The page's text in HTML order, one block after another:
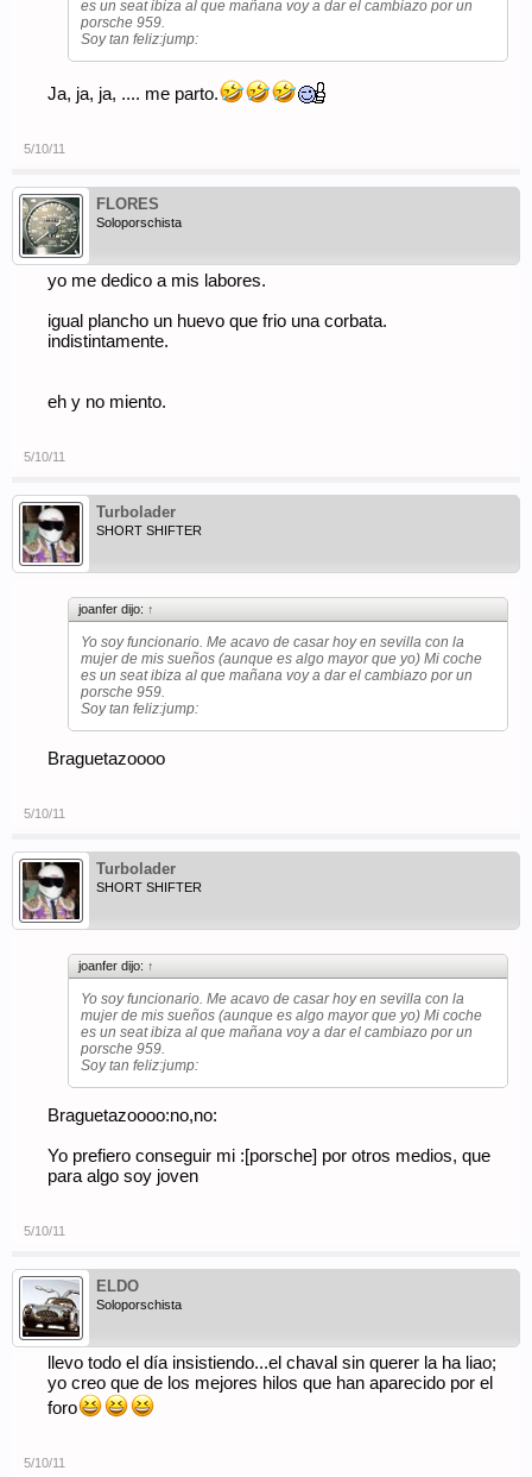
es un seat ibiza al que mañana voy a dar el cambiazo por un
porsche 959.
Soy tan feliz:jump:
Ja, ja, ja, .... me parto.
5/10/11
FLORES
Soloporschista
yo me dedico a mis labores.
igual plancho un huevo que frio una corbata.
indistintamente.
eh y no miento.
5/10/11
Turbolader
SHORT SHIFTER
joanfer dijo: ↑
Yo soy funcionario. Me acavo de casar hoy en sevilla con la
mujer de mis sueños (aunque es algo mayor que yo) Mi coche
es un seat ibiza al que mañana voy a dar el cambiazo por un
porsche 959.
Soy tan feliz:jump:
Braguetazoooo
5/10/11
Turbolader
SHORT SHIFTER
joanfer dijo: ↑
Yo soy funcionario. Me acavo de casar hoy en sevilla con la
mujer de mis sueños (aunque es algo mayor que yo) Mi coche
es un seat ibiza al que mañana voy a dar el cambiazo por un
porsche 959.
Soy tan feliz:jump:
Braguetazoooo:no,no:
Yo prefiero conseguir mi :[porsche] por otros medios, que
para algo soy joven
5/10/11
ELDO
Soloporschista
llevo todo el día insistiendo...el chaval sin querer la ha liao;
yo creo que de los mejores hilos que han aparecido por el
foro
5/10/11